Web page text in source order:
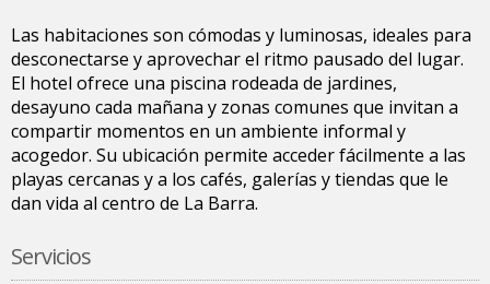
Las habitaciones son cómodas y luminosas, ideales para
desconectarse y aprovechar el ritmo pausado del lugar.
El hotel ofrece una piscina rodeada de jardines,
desayuno cada mañana y zonas comunes que invitan a
compartir momentos en un ambiente informal y
acogedor. Su ubicación permite acceder fácilmente a las
playas cercanas y a los cafés, galerías y tiendas que le
dan vida al centro de La Barra.
Servicios